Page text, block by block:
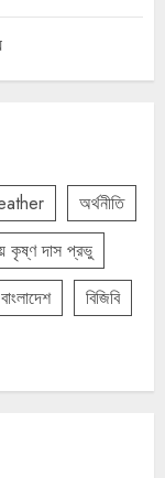
অর্থনীতি
কৃষ্ণ দাস প্রভু
বাংলাদেশ
বিজিবি